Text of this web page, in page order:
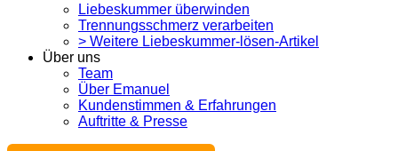
Liebeskummer überwinden
Trennungsschmerz verarbeiten
> Weitere Liebeskummer-lösen-Artikel
Über uns
Team
Über Emanuel
Kundenstimmen & Erfahrungen
Auftritte & Presse